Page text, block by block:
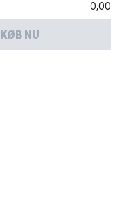
0,00
KØB NU